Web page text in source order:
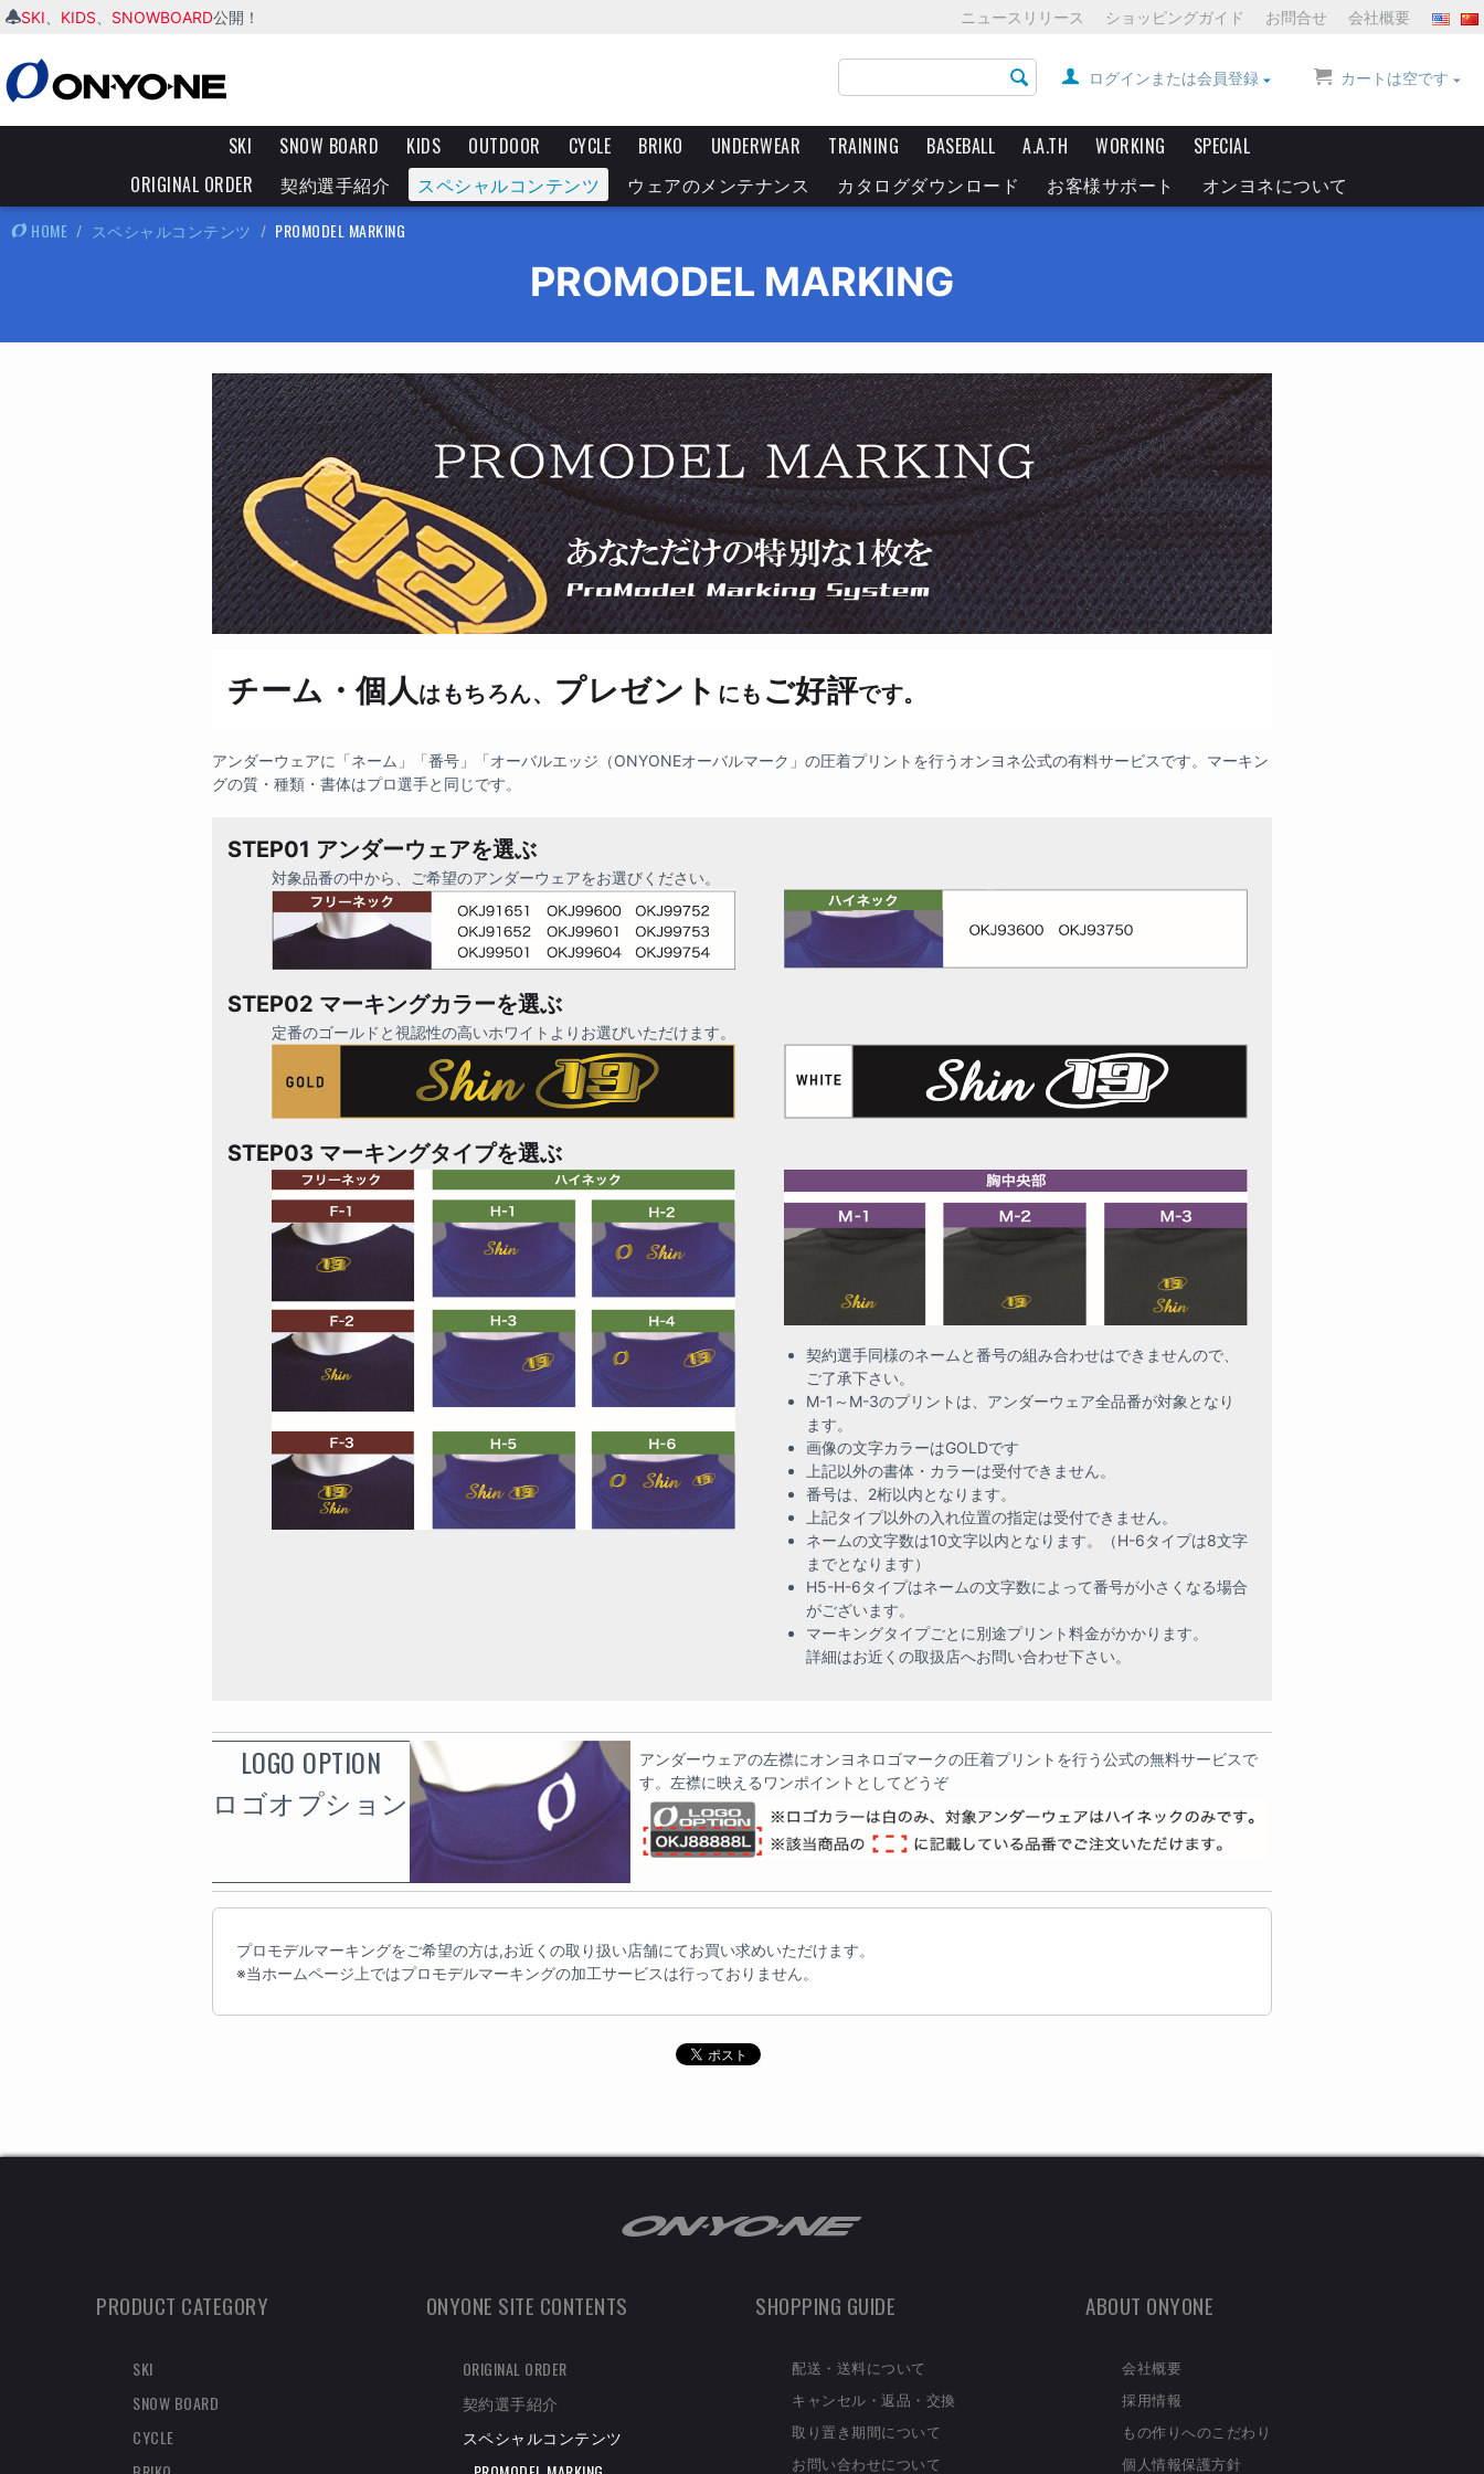
SKI KIDS SNOWBOARD公開！ ニュースリリース ショッピングガイド お問合せ 会社概要
カートは空です
ログインまたは会員登録
SKI SNOW BOARD KIDS OUTDOOR CYCLE BRIKO UNDERWEAR TRAINING BASEBALL A.A.TH WORKING
SPECIAL
ORIGINAL ORDER
契約選手紹介 スペシャルコンテンツ ウェアのメンテナンス カタログダウンロード お客様サポート オンヨネについて
HOME / スペシャルコンテンツ / PROMODEL MARKING
PROMODEL MARKING
チーム・個人はもちろん、 プレゼント にも ご好評です。
アンダーウェアに「ネーム」「番号」「オーバルエッジ（ONYONEオーバルマーク」の圧着プリントを行うオンヨネ公式の有料サービスです。マーキン
グの質・種類・書体はプロ選手と同じです。
STEP01 アンダーウェアを選ぶ
対象品番の中から、ご希望のアンダーウェアをお選びください。
STEP02 マーキングカラーを選ぶ
定番のゴールドと視認性の高いホワイトよりお選びいただけます。
STEP03 マーキングタイプを選ぶ
契約選手同様のネームと番号の組み合わせはできませんので、
ご了承下さい。
M-1～M-3のプリントは、アンダーウェア全品番が対象となり
ます。
画像の文字カラーはGOLDです
上記以外の書体・カラーは受付できません。
番号は、2桁以内となります。
上記タイプ以外の入れ位置の指定は受付できません。
ネームの文字数は10文字以内となります。（H-6タイプは8文字
までとなります）
H5-H-6タイプはネームの文字数によって番号が小さくなる場合
がございます。
マーキングタイプごとに別途プリント料金がかかります。
詳細はお近くの取扱店へお問い合わせ下さい。
LOGO OPTION
ロゴオプション
アンダーウェアの左襟にオンヨネロゴマークの圧着プリントを行う公式の無料サービスで
す。左襟に映えるワンポイントとしてどうぞ
プロモデルマーキングをご希望の方は,お近くの取り扱い店舗にてお買い求めいただけます。
※当ホームページ上ではプロモデルマーキングの加工サービスは行っておりません。
PRODUCT CATEGORY
SKI
SNOW BOARD
CYCLE
ONYONE SITE CONTENTS
ORIGINAL ORDER
契約選手紹介
スペシャルコンテンツ
SHOPPING GUIDE
配送・送料について
キャンセル・返品・交換
取り置き期間について
お問い合わせについて
ABOUT ONYONE
会社概要
採用情報
もの作りへのこだわり
個人情報保護方針